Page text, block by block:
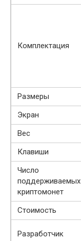
Комплектация
Размеры
Экран
Вес
Клавиши
Число
поддерживаемых
криптомонет
Стоимость
Разработчик